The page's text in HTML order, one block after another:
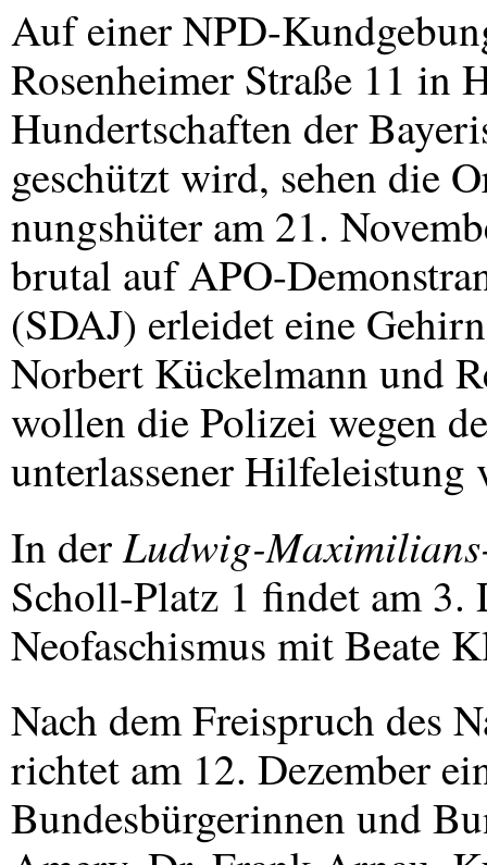
Auf einerNPD-
Rosenheimer Straße 11 in
Hundertschaften der
geschützt wird, sehen die
nungshüter am 21.
brutal aufAPO-
(SDAJ) erleidet eine
Norbert Kückelmann und
wollen die Polizei wegen
unterlassener Hilfeleistung
In derLudwig-
Scholl-Platz 1 findet am 3.
Neofaschismus mit Beate
Nach dem Freispruch des
richtet am 12. Dezember
Bundesbürgerinnen und